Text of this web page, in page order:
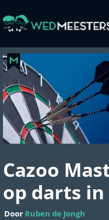
to
content
Cazoo
op darts in
Door Ruben de Jongh